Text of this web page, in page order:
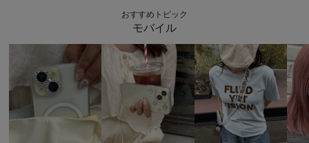
おすすめトピック
モバイル